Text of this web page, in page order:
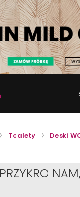
Toalety Deski
PRZYKRO